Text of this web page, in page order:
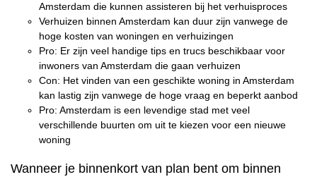
Amsterdam die kunnen assisteren bij het verhuisproces
Verhuizen binnen Amsterdam kan duur zijn vanwege de
hoge kosten van woningen en verhuizingen
Pro: Er zijn veel handige tips en trucs beschikbaar voor
inwoners van Amsterdam die gaan verhuizen
Con: Het vinden van een geschikte woning in Amsterdam
kan lastig zijn vanwege de hoge vraag en beperkt aanbod
Pro: Amsterdam is een levendige stad met veel
verschillende buurten om uit te kiezen voor een nieuwe
woning
Wanneer je binnenkort van plan bent om binnen